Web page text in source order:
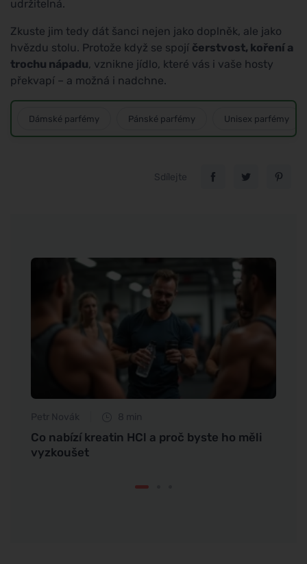
udržitelná.
Zkuste jim tedy dát šanci nejen jako doplněk, ale jako
hvězdu stolu. Protože když se spojí čerstvost, koření a
trochu nápadu, vznikne jídlo, které vás i vaše hosty
překvapí – a možná i nadchne.
Dámské parfémy Pánské parfémy Unisex parfémy
Sdílejte
Petr Novák 8 min
Co nabízí kreatin HCl a proč byste ho měli
vyzkoušet